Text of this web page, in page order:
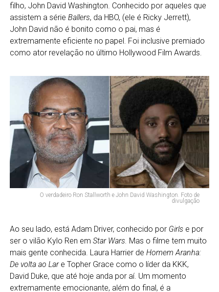
filho, John David Washington. Conhecido por aqueles que
assistem a série Ballers, da HBO, (ele é Ricky Jerrett),
John David não é bonito como o pai, mas é
extremamente eficiente no papel. Foi inclusive premiado
como ator revelação no último Hollywood Film Awards.
O verdadeiro Ron Stallworth e John David Washington. Foto de
divulgação
Ao seu lado, está Adam Driver, conhecido por Girls e por
ser o vilão Kylo Ren em Star Wars. Mas o filme tem muito
mais gente conhecida. Laura Harrier de Homem Aranha:
De volta ao Lare Topher Grace como o líder da KKK,
David Duke, que até hoje anda por aí. Um momento
extremamente emocionante, além do final, é a